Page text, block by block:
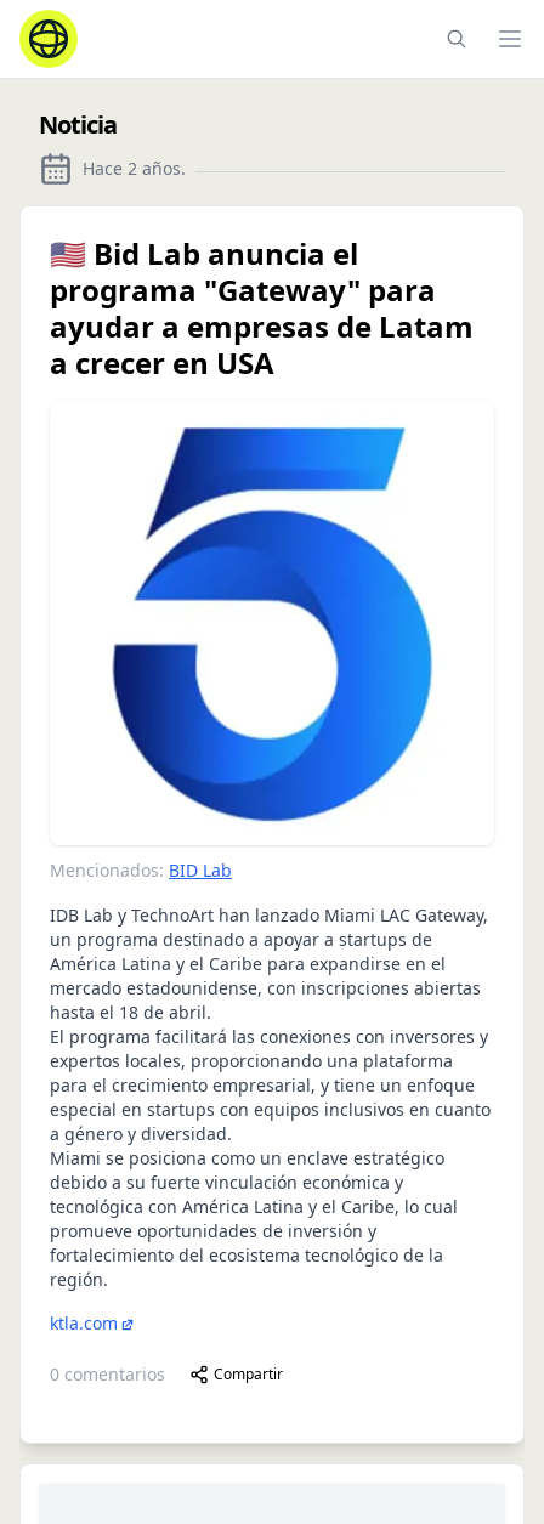
Noticia
Hace 2 años.
🇺🇸 Bid Lab anuncia el
programa "Gateway" para
ayudar a empresas de Latam
a crecer en USA
Mencionados: BID Lab
IDB Lab y TechnoArt han lanzado Miami LAC Gateway,
un programa destinado a apoyar a startups de
América Latina y el Caribe para expandirse en el
mercado estadounidense, con inscripciones abiertas
hasta el 18 de abril.
El programa facilitará las conexiones con inversores y
expertos locales, proporcionando una plataforma
para el crecimiento empresarial, y tiene un enfoque
especial en startups con equipos inclusivos en cuanto
a género y diversidad.
Miami se posiciona como un enclave estratégico
debido a su fuerte vinculación económica y
tecnológica con América Latina y el Caribe, lo cual
promueve oportunidades de inversión y
fortalecimiento del ecosistema tecnológico de la
región.
ktla.com
0 comentarios Compartir